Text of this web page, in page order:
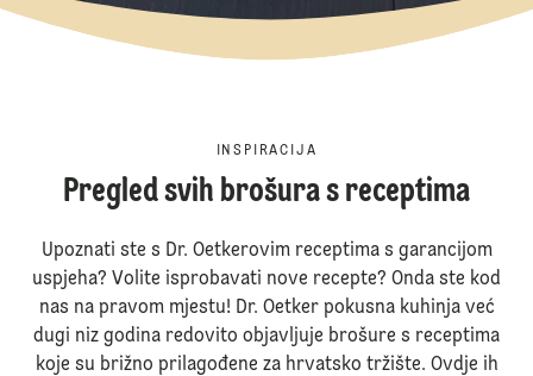
INSPIRACIJA
Pregled svih brošura s receptima
Upoznati ste s Dr. Oetkerovim receptima s garancijom
uspjeha? Volite isprobavati nove recepte? Onda ste kod
nas na pravom mjestu! Dr. Oetker pokusna kuhinja već
dugi niz godina redovito objavljuje brošure s receptima
koje su brižno prilagođene za hrvatsko tržište. Ovdje ih